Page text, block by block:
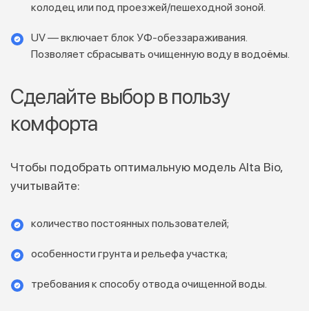
колодец или под проезжей/пешеходной зоной.
UV — включает блок УФ‑обеззараживания.
Позволяет сбрасывать очищенную воду в водоёмы.
Сделайте выбор в пользу
комфорта
Чтобы подобрать оптимальную модель Alta Bio,
учитывайте:
количество постоянных пользователей;
особенности грунта и рельефа участка;
требования к способу отвода очищенной воды.